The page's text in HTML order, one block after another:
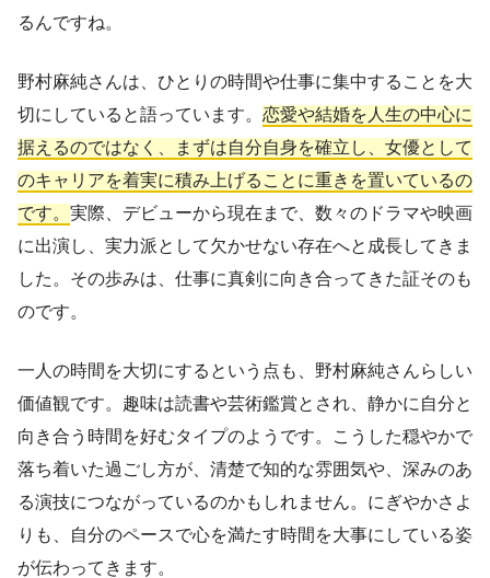
るんですね。
野村麻純さんは、ひとりの時間や仕事に集中することを大
切にしていると語っています。 恋愛や結婚を人生の中心に
据えるのではなく、まずは自分自身を確立し、女優として
のキャリアを着実に積み上げることに重きを置いているの
です。 実際、デビューから現在まで、数々のドラマや映画
に出演し、実力派として欠かせない存在へと成長してきま
した。その歩みは、仕事に真剣に向き合ってきた証そのも
のです。
一人の時間を大切にするという点も、野村麻純さんらしい
価値観です。趣味は読書や芸術鑑賞とされ、静かに自分と
向き合う時間を好むタイプのようです。こうした穏やかで
落ち着いた過ごし方が、清楚で知的な雰囲気や、深みのあ
る演技につながっているのかもしれません。にぎやかさよ
りも、自分のペースで心を満たす時間を大事にしている姿
が伝わってきます。